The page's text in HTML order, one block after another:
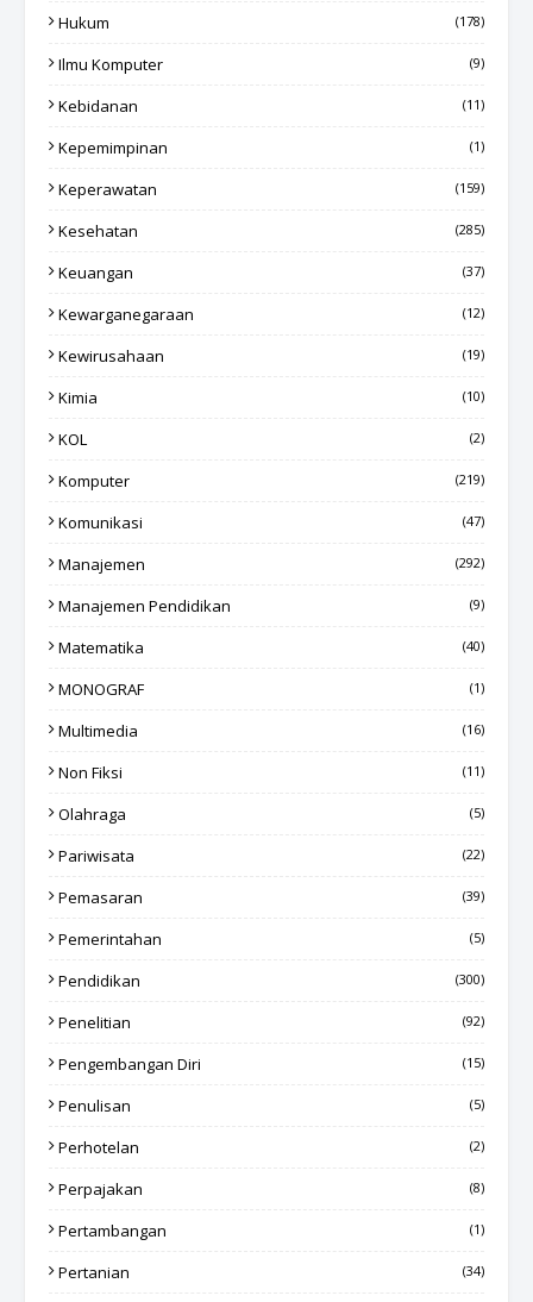
Hukum (178)
Ilmu Komputer (9)
Kebidanan (11)
Kepemimpinan (1)
Keperawatan (159)
Kesehatan (285)
Keuangan (37)
Kewarganegaraan (12)
Kewirusahaan (19)
Kimia (10)
KOL (2)
Komputer (219)
Komunikasi (47)
Manajemen (292)
Manajemen Pendidikan (9)
Matematika (40)
MONOGRAF (1)
Multimedia (16)
Non Fiksi (11)
Olahraga (5)
Pariwisata (22)
Pemasaran (39)
Pemerintahan (5)
Pendidikan (300)
Penelitian (92)
Pengembangan Diri (15)
Penulisan (5)
Perhotelan (2)
Perpajakan (8)
Pertambangan (1)
Pertanian (34)